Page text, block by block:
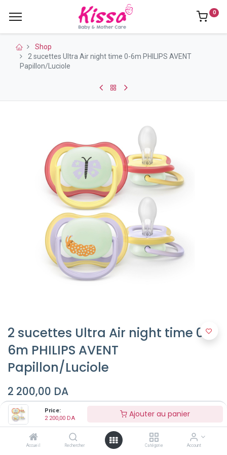
Price:
2 200,00 DA Ajouter au panier
Accueil Rechercher Catégorie Account
0
Shop
2 sucettes Ultra Air night time 0-6m PHILIPS AVENT
Papillon/Luciole
2 sucettes Ultra Air night time 0-
6m PHILIPS AVENT
Papillon/Luciole
2 200,00 DA
Ajouter au panier